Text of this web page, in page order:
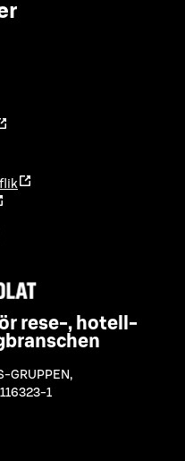
flik
rese-, hotell-
GRUPPEN ,
1